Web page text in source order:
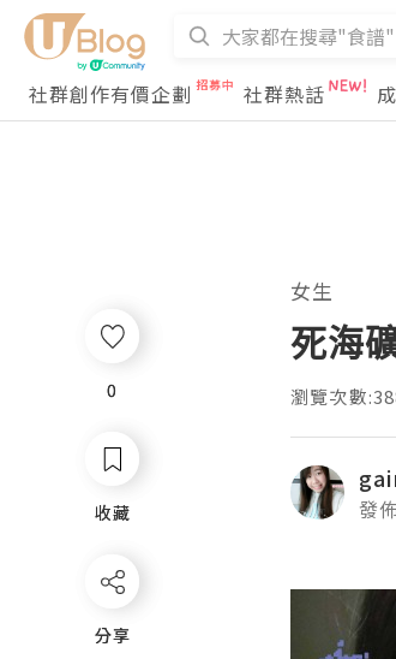
社群創作有價企劃 社群熱話
0
收藏
分享
女生
死海
瀏覽次數
發
0
收藏
分享